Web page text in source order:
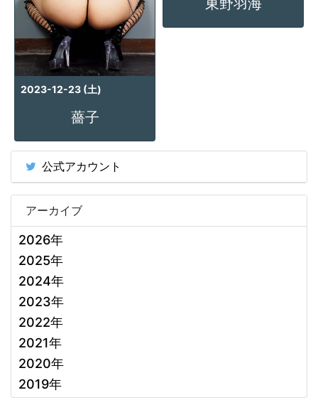
東野羽海
2023-12-23 (土)
薔子
公式アカウント
アーカイブ
2026年
2025年
2024年
2023年
2022年
2021年
2020年
2019年